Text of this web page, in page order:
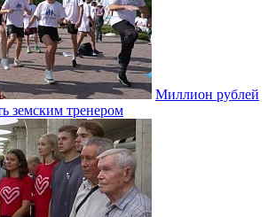
Миллион рублей
земским тренером